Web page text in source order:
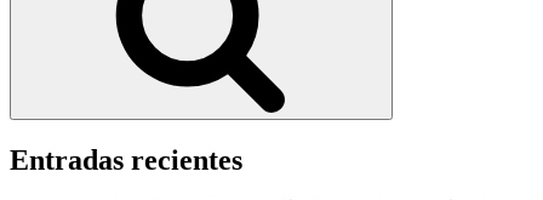
Entradas recientes